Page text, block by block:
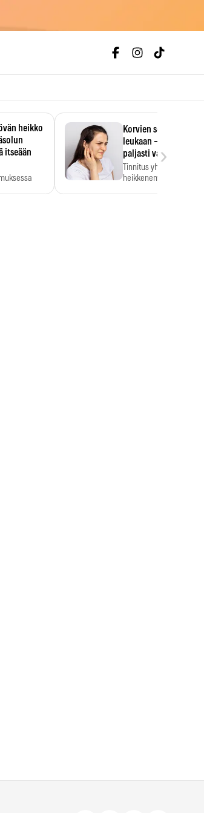
heikko
itseään
Korvien soiminen
leukaan – 47 349
paljasti vahvan
Tinnitus yhdistetään
heikkenemiseen.
›